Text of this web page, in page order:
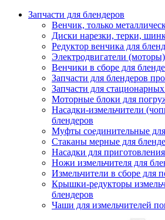
Запчасти для блендеров
Венчик, только
Диски нарезки, терки,
Редуктор венчика для
Электродвигатели
Венчики в сборе для
Запчасти для блендеров
Запчасти для
Моторные блоки для
Насадки-измельчители
блендеров
Муфты соединительные
Стаканы мерные для
Насадки для
Ножи измельчителя для
Измельчители в сборе для
Крышки-редукторы
блендеров
Чаши для измельчителей